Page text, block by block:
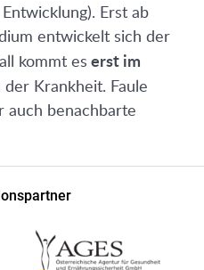
Erst ab
entwickelt sich der
kommt es erst im
Krankheit. Faule
auch benachbarte